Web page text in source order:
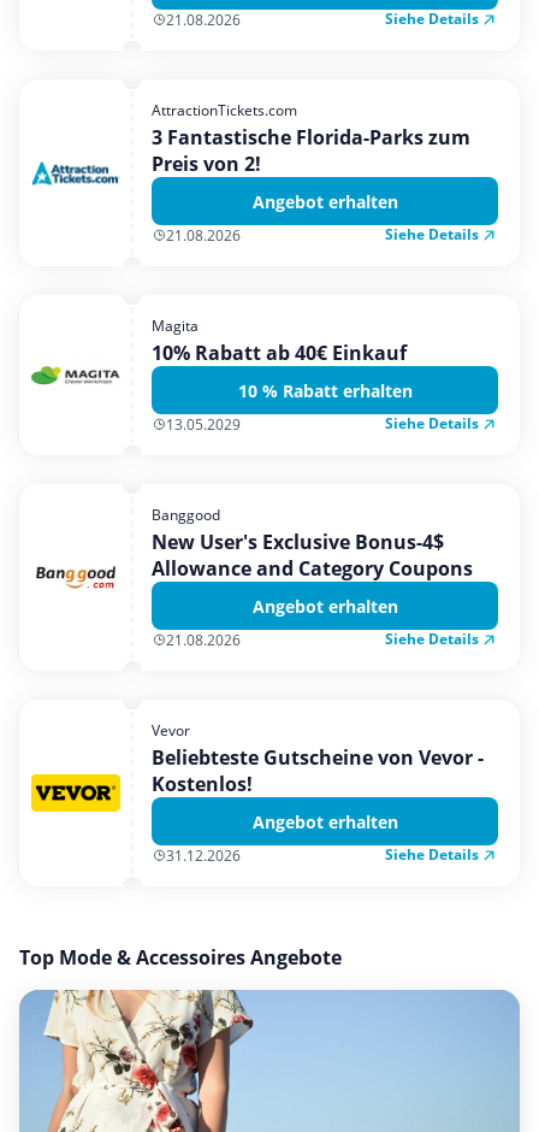
21.08.2026 Siehe Details
AttractionTickets.com
3 Fantastische Florida-Parks zum
Preis von 2!
Angebot erhalten
21.08.2026 Siehe Details
Magita
10% Rabatt ab 40€ Einkauf
10 % Rabatt erhalten
13.05.2029 Siehe Details
Banggood
New User's Exclusive Bonus-4$
Allowance and Category Coupons
Angebot erhalten
21.08.2026 Siehe Details
Vevor
Beliebteste Gutscheine von Vevor -
Kostenlos!
Angebot erhalten
31.12.2026 Siehe Details
Top Mode & Accessoires Angebote